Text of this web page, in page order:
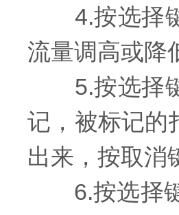
4.按选择键
流量调高或降
5.按选择键
记，被标记的
出来，按取消
6.按选择键